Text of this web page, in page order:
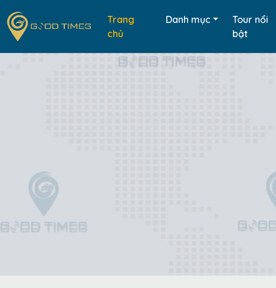
Trang
chủ
Danh mục
Tour nổi
bật